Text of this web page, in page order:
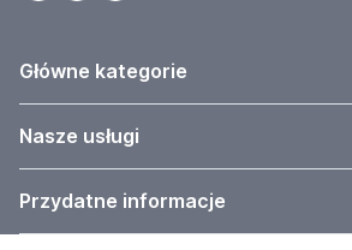
Główne kategorie
Nasze usługi
Przydatne informacje